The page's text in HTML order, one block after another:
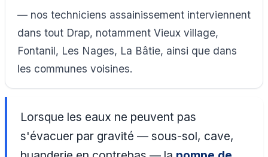
— nos techniciens assainissement interviennent
dans tout Drap, notamment Vieux village,
Fontanil, Les Nages, La Bâtie, ainsi que dans
les communes voisines.
Lorsque les eaux ne peuvent pas
s'évacuer par gravité — sous-sol, cave,